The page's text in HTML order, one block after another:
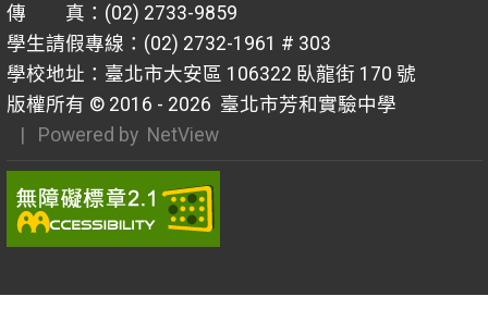
傳 真：(02) 2733-9859
學生請假專線：(02) 2732-1961 # 303
學校地址：臺北市大安區 106322 臥龍街 170 號
版權所有 © 2016 - 2026 臺北市芳和實驗中學
| Powered by NetView